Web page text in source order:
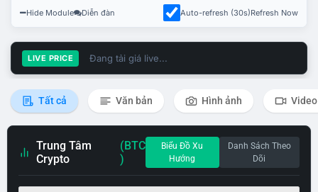
Hide Module Diễn đàn Auto-refresh (30s)Refresh Now
LIVE PRICE Đang tải giá live...
Tất cả Văn bản Hình ảnh Video
Trung Tâm
Crypto
(BTC
)
Biểu Đồ Xu
Hướng
Danh Sách Theo
Dõi